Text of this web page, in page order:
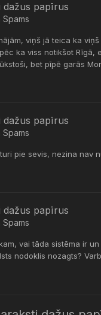
dažus papīrus
Spams
viņš jā teica ka
ka viss notikšot
bet pīpē garās
dažus papīrus
Spams
pie sevis, nezina nav
dažus papīrus
Spams
vai tāda sistēma ir
nodoklis nozagts?